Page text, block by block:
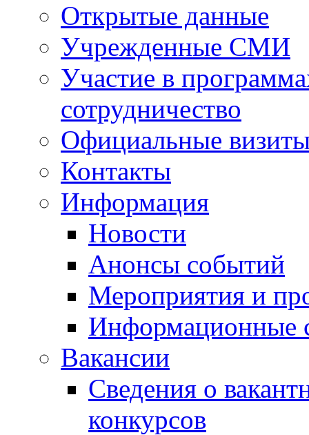
Открытые данные
Учрежденные СМИ
Участие в
сотрудничество
Официальные
Контакты
Информация
Новости
Анонсы событий
Мероприятия и
Информационные
Вакансии
Сведения о
конкурсов